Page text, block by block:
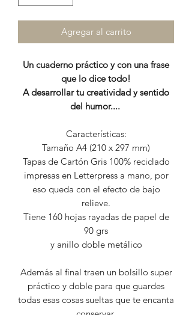
Agregar al carrito
Un cuaderno práctico y con una frase
que lo dice todo!
A desarrollar tu creatividad y sentido
del humor....
Características:
Tamaño A4 (210 x 297 mm)
Tapas de Cartón Gris 100% reciclado
impresas en Letterpress a mano, por
eso queda con el efecto de bajo
relieve.
Tiene 160 hojas rayadas de papel de
90 grs
y anillo doble metálico
Además al final traen un bolsillo super
práctico y doble para que guardes
todas esas cosas sueltas que te encanta